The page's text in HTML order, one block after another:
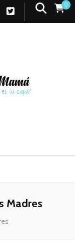
0
Madres